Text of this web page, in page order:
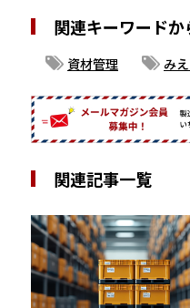
関連キーワードか
資材管理 み
関連記事一覧